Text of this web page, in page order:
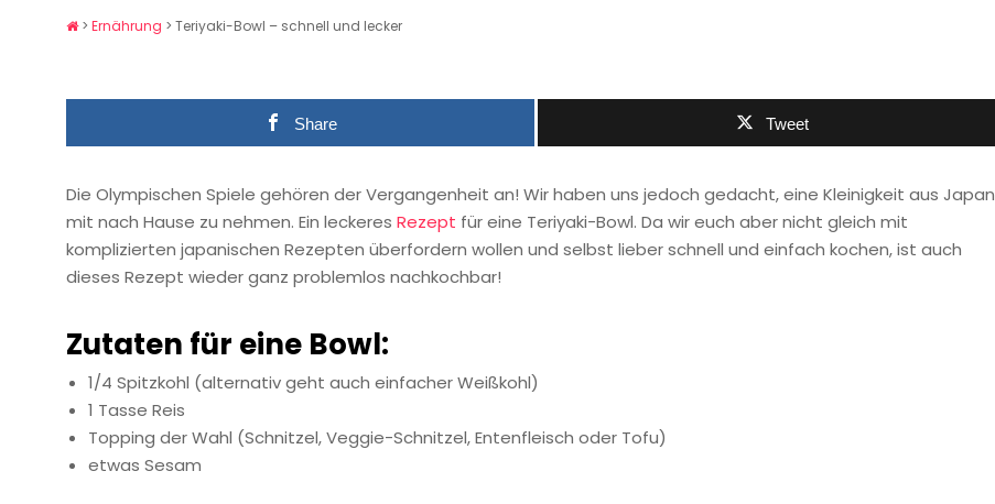
> Ernährung > Teriyaki-Bowl – schnell und lecker
Share Tweet
Die Olympischen Spiele gehören der Vergangenheit an! Wir haben uns jedoch gedacht, eine Kleinigkeit aus Japan
mit nach Hause zu nehmen. Ein leckeres Rezept für eine Teriyaki-Bowl. Da wir euch aber nicht gleich mit
komplizierten japanischen Rezepten überfordern wollen und selbst lieber schnell und einfach kochen, ist auch
dieses Rezept wieder ganz problemlos nachkochbar!
Zutaten für eine Bowl:
1/4 Spitzkohl (alternativ geht auch einfacher Weißkohl)
1 Tasse Reis
Topping der Wahl (Schnitzel, Veggie-Schnitzel, Entenfleisch oder Tofu)
etwas Sesam